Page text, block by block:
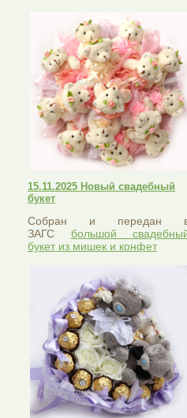
15.11.2025 Новый свадебный
букет
Собран и передан
ЗАГС большой
букет из мишек и конфет